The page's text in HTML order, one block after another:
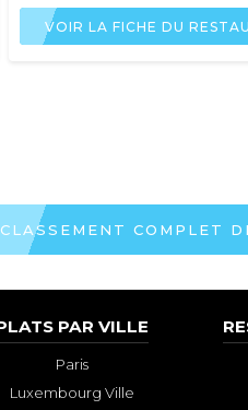
VOIR LA FICHE DU
CLASSEMENT COMPLET
PAR VILLE
Paris
Luxembourg Ville